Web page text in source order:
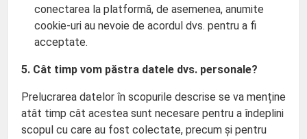
conectarea la platformă, de asemenea, anumite
cookie-uri au nevoie de acordul dvs. pentru a fi
acceptate.
5. Cât timp vom păstra datele dvs. personale?
Prelucrarea datelor în scopurile descrise se va menține
atât timp cât acestea sunt necesare pentru a îndeplini
scopul cu care au fost colectate, precum și pentru